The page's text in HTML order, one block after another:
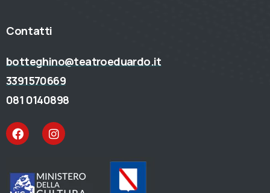
Contatti
botteghino@teatroeduardo.it
3391570669
081 0140898